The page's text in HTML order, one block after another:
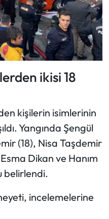
ikisi 18
kişilerin isimlerinin
Yangında Şengül
(18), Nisa Taşdemir
Dikan ve Hanım
belirlendi.
incelemelerine